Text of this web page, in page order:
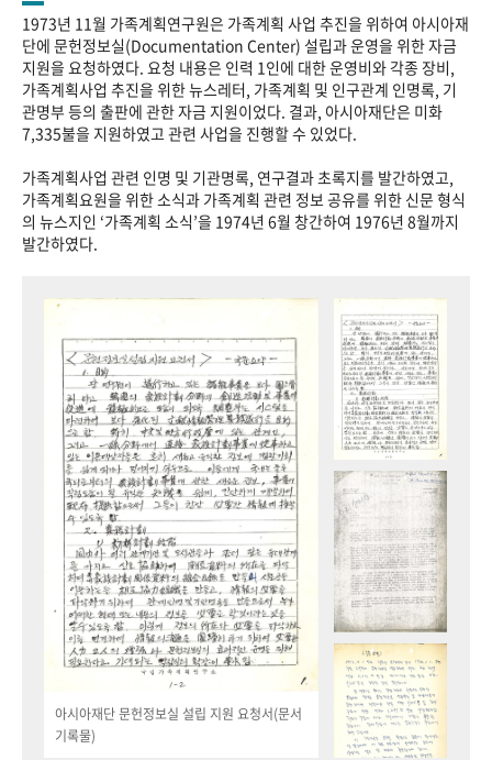
1973년 11월 가족계획연구원은 가족계획 사업 추진을 위하여 아시아재
단에 문헌정보실(Documentation Center) 설립과 운영을 위한 자금
지원을 요청하였다. 요청 내용은 인력 1인에 대한 운영비와 각종 장비,
가족계획사업 추진을 위한 뉴스레터, 가족계획 및 인구관계 인명록, 기
관명부 등의 출판에 관한 자금 지원이었다. 결과, 아시아재단은 미화
7,335불을 지원하였고 관련 사업을 진행할 수 있었다.
가족계획사업 관련 인명 및 기관명록, 연구결과 초록지를 발간하였고,
가족계획요원을 위한 소식과 가족계획 관련 정보 공유를 위한 신문 형식
의 뉴스지인 ‘가족계획 소식’을 1974년 6월 창간하여 1976년 8월까지
발간하였다.
아시아재단 문헌정보실 설립 지원 요청서(문서
기록물)